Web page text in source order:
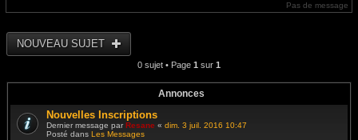
Pas de message
NOUVEAU SUJET
0 sujet • Page 1 sur 1
Annonces
Nouvelles Inscriptions
Dernier message parResane « dim. 3 juil. 2016 10:47
Posté dans Les Messages